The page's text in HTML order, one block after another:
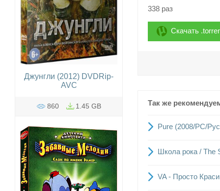
338 раз
Скачать
Так же
Pure (2008/PC/
Школа рока / The
VA - Просто
Джунгли (2012) DVDRip-
AVC
860 1.45 GB